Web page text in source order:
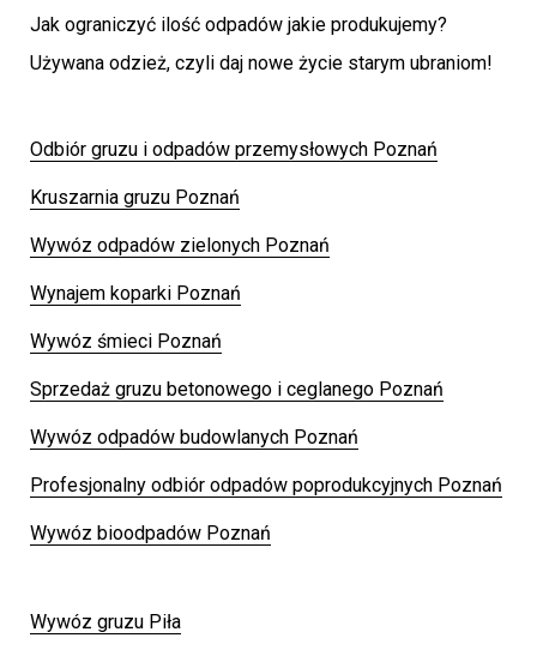
Jak ograniczyć ilość odpadów jakie produkujemy?
Używana odzież, czyli daj nowe życie starym ubraniom!
Odbiór gruzu i odpadów przemysłowych Poznań
Kruszarnia gruzu Poznań
Wywóz odpadów zielonych Poznań
Wynajem koparki Poznań
Wywóz śmieci Poznań
Sprzedaż gruzu betonowego i ceglanego Poznań
Wywóz odpadów budowlanych Poznań
Profesjonalny odbiór odpadów poprodukcyjnych Poznań
Wywóz bioodpadów Poznań
Wywóz gruzu Piła